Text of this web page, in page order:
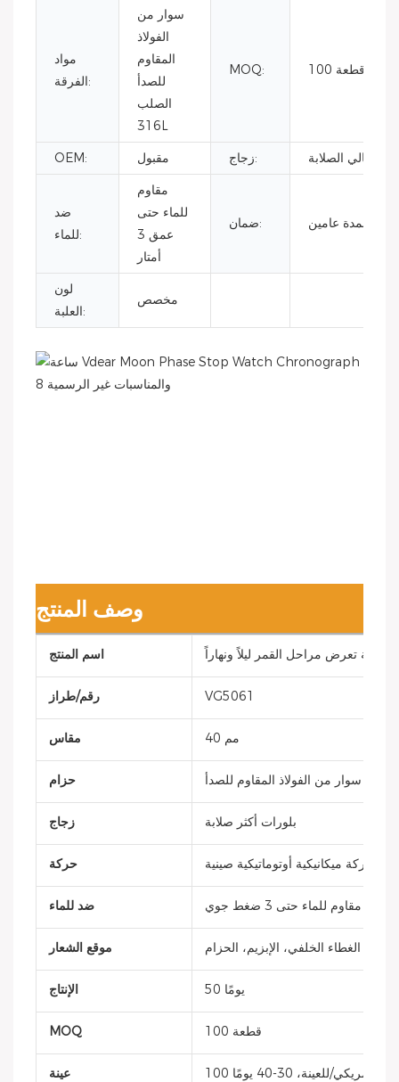
مواد
الفرقة:
سوار من
الفولاذ
المقاوم
للصدأ
الصلب
316L
MOQ: 100 قطعة
OEM: مقبول زجاج: عالي الصلابة
ضد
للماء:
مقاوم
للماء حتى
عمق 3
أمتار
ضمان: ضمان لمدة عامين
لون
العلبة:
مخصص
وصف المنتج
اسم المنتج تعرض مراحل القمر ليلاً ونهاراً
رقم/طراز VG5061
مقاس 40 مم
حزام / سوار من الفولاذ المقاوم للصدأ
زجاج بلورات أكثر صلابة
حركة حركة ميكانيكية أوتوماتيكية صينية
ضد للماء مقاوم للماء حتى 3 ضغط جوي
موقع الشعار التاج، الغطاء الخلفي، الإبزيم، الحزام
الإنتاج 50 يومًا
MOQ 100 قطعة
عينة دولار أمريكي/للعينة، 30-40 يومًا